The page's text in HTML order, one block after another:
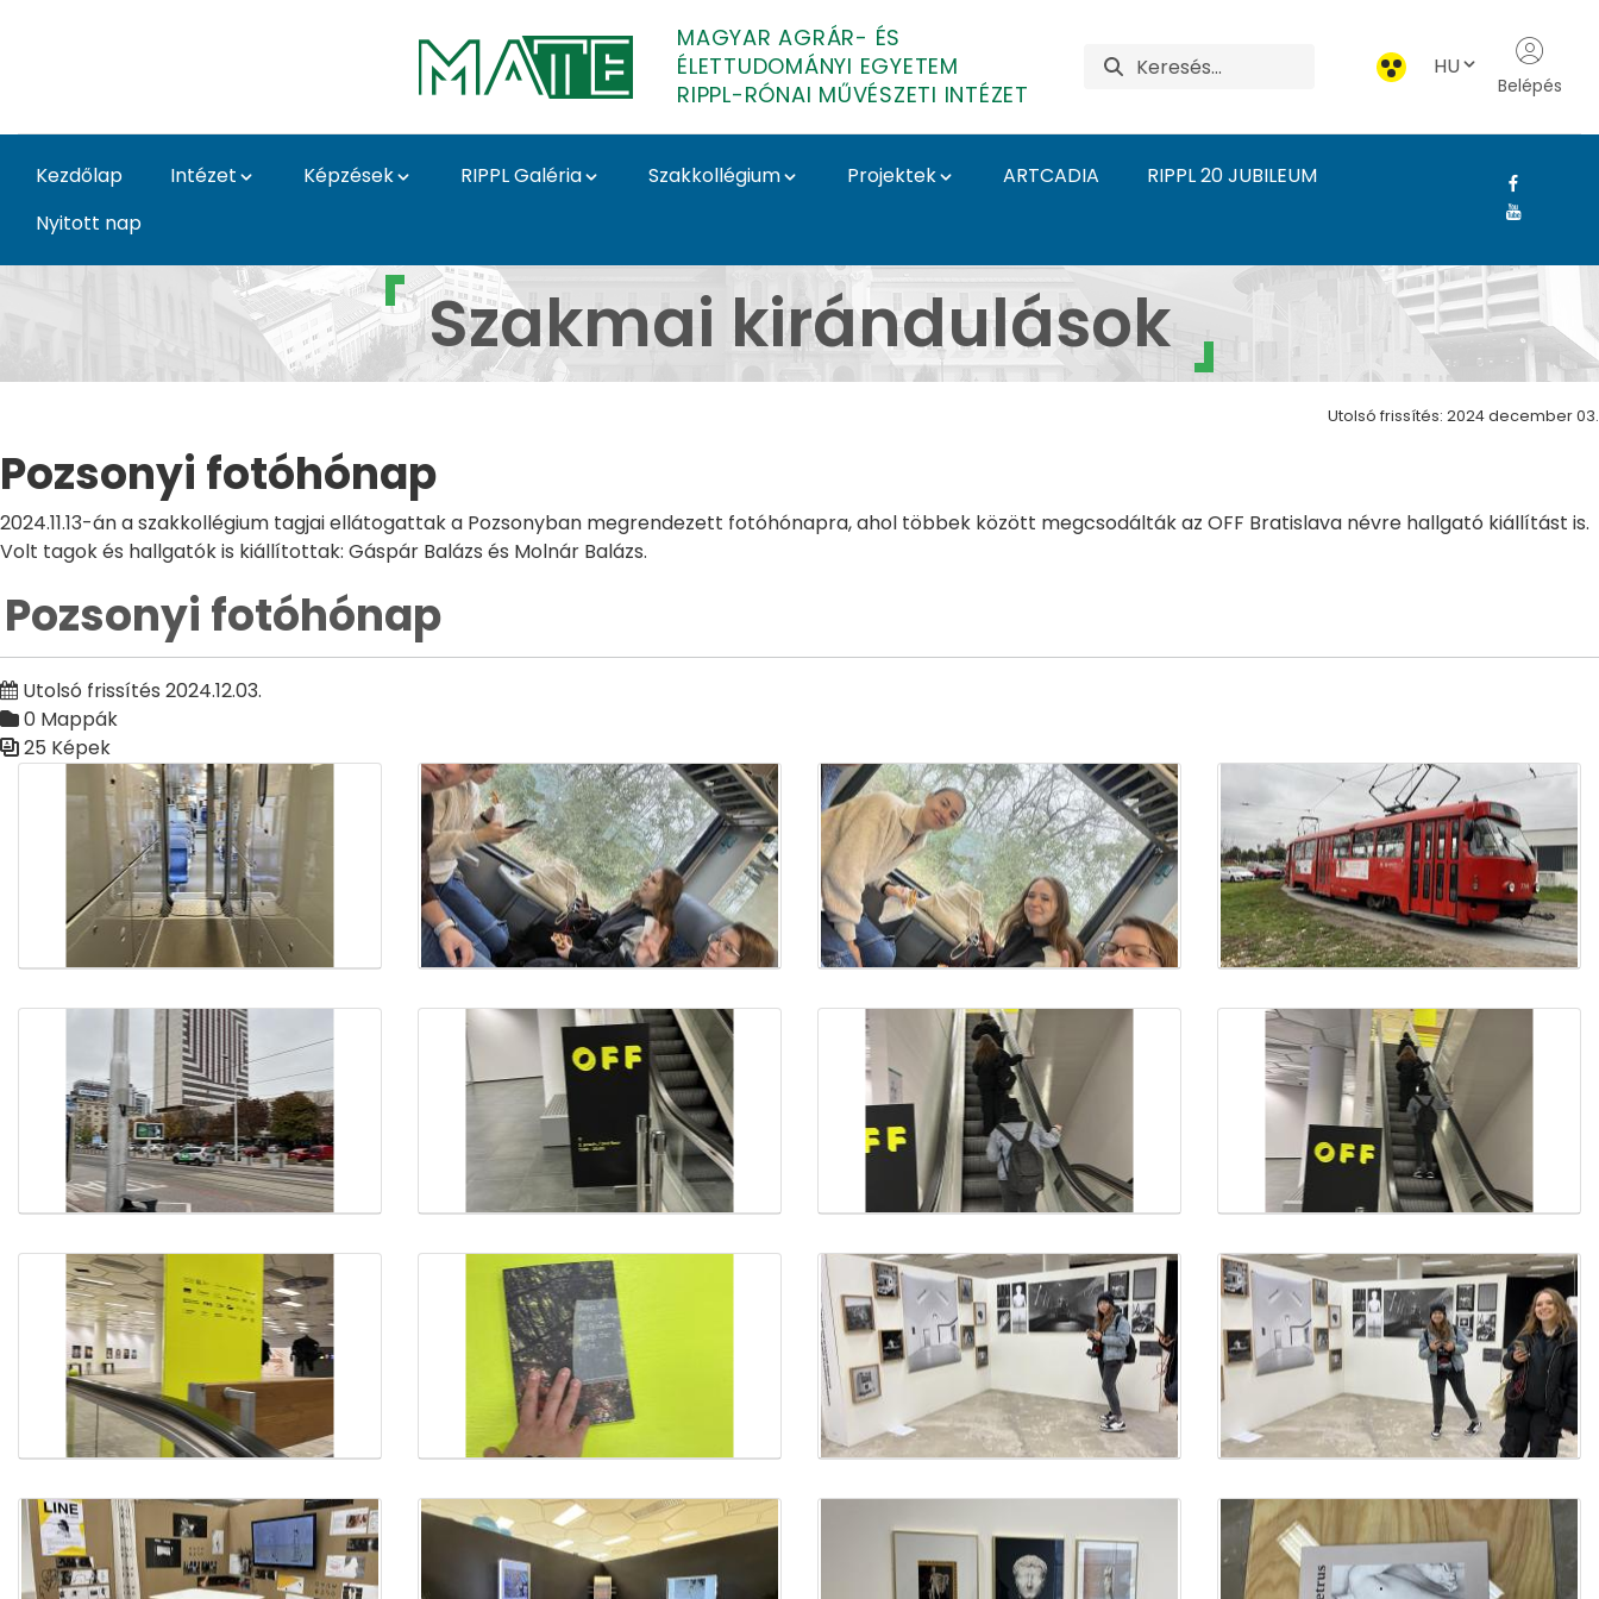
MAGYAR AGRÁR- ÉS
ÉLETTUDOMÁNYI EGYETEM
RIPPL-RÓNAI MŰVÉSZETI INTÉZET
HU
Belépés
Kezdőlap Intézet Képzések RIPPL Galéria Szakkollégium Projektek ARTCADIA
RIPPL 20 JUBILEUM
Nyitott nap
Pozsonyi fotóhónap Zágráb Velence Bécs Bárdudvarnok -
Szakmai kirándulások
Utolsó frissítés: 2024 december 03.
Pozsonyi fotóhónap
2024.11.13-án a szakkollégium tagjai ellátogattak a Pozsonyban megrendezett fotóhónapra, ahol többek között megcsodálták az OFF Bratislava névre hallgató kiállítást is.
Volt tagok és hallgatók is kiállítottak: Gáspár Balázs és Molnár Balázs.
Pozsonyi fotóhónap
Utolsó frissítés 2024.12.03.
0 Mappák
25 Képek